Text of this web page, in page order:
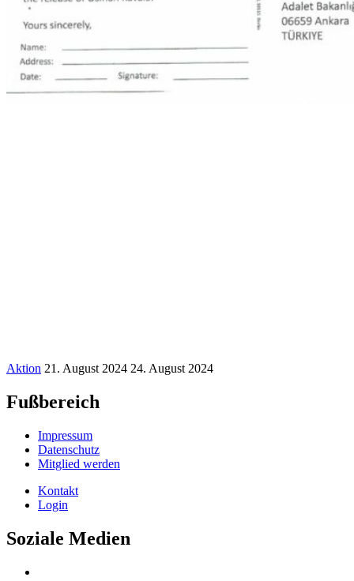
Aktion 21. August 2024 24. August 2024
Fußbereich
Impressum
Datenschutz
Mitglied werden
Kontakt
Login
Soziale Medien